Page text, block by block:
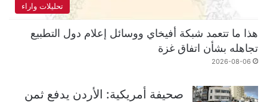
تحليلات واراء
هذا ما تتعمد شبكة أفيخاي ووسائل إعلام دول التطبيع
تجاهله بشأن اتفاق غزة
2026-08-06
صحيفة أمريكية: الأردن يدفع ثمن